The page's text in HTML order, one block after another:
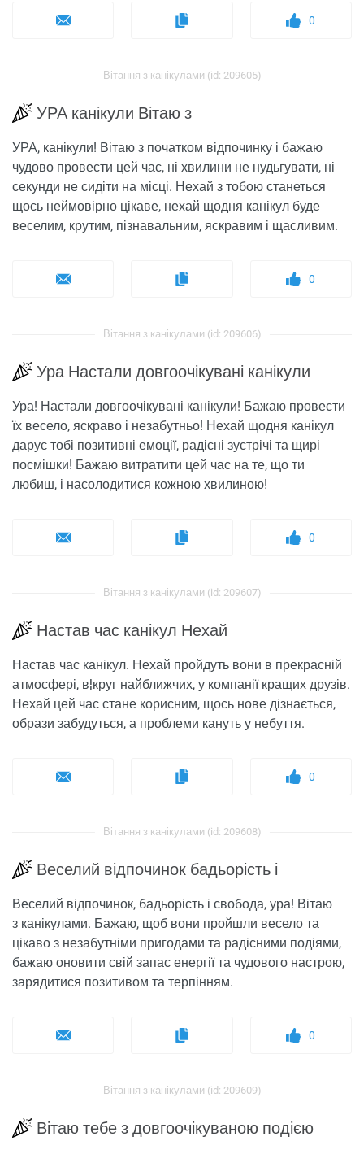
0
Вітання з канікулами (id: 209605)
УРА канікули Вітаю з
УРА, канікули! Вітаю з початком відпочинку і бажаю
чудово провести цей час, ні хвилини не нудьгувати, ні
секунди не сидіти на місці. Нехай з тобою станеться
щось неймовірно цікаве, нехай щодня канікул буде
веселим, крутим, пізнавальним, яскравим і щасливим.
0
Вітання з канікулами (id: 209606)
Ура Настали довгоочікувані канікули
Ура! Настали довгоочікувані канікули! Бажаю провести
їх весело, яскраво і незабутньо! Нехай щодня канікул
дарує тобі позитивні емоції, радісні зустрічі та щирі
посмішки! Бажаю витратити цей час на те, що ти
любиш, і насолодитися кожною хвилиною!
0
Вітання з канікулами (id: 209607)
Настав час канікул Нехай
Настав час канікул. Нехай пройдуть вони в прекрасній
атмосфері, в¦круг найближчих, у компанії кращих друзів.
Нехай цей час стане корисним, щось нове дізнається,
образи забудуться, а проблеми кануть у небуття.
0
Вітання з канікулами (id: 209608)
Веселий відпочинок бадьорість і
Веселий відпочинок, бадьорість і свобода, ура! Вітаю
з канікулами. Бажаю, щоб вони пройшли весело та
цікаво з незабутніми пригодами та радісними подіями,
бажаю оновити свій запас енергії та чудового настрою,
зарядитися позитивом та терпінням.
0
Вітання з канікулами (id: 209609)
Вітаю тебе з довгоочікуваною подією